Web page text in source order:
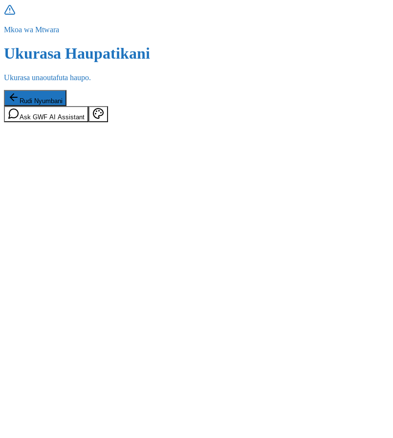
Mkoa wa Mtwara
Ukurasa Haupatikani
Ukurasa unaoutafuta haupo.
Rudi Nyumbani
Ask GWF AI Assistant